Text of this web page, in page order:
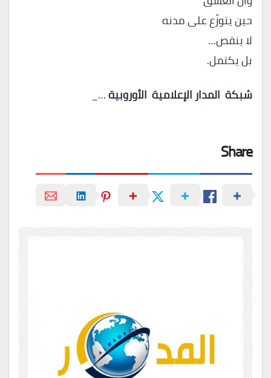
حين يتوزّع على مدنه
لا ينقص…
بل يكتمل.
شبكة المدارالإعلامية الأوروبية…_
Share